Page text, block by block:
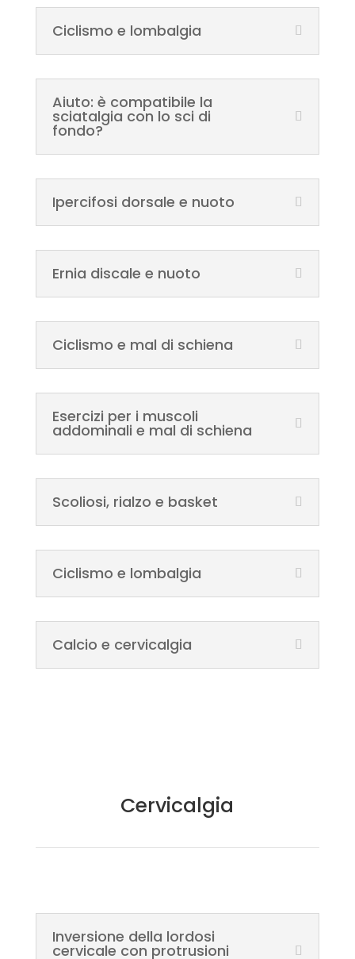
Ciclismo e lombalgia
Aiuto: è compatibile la
sciatalgia con lo sci di
fondo?
Ipercifosi dorsale e nuoto
Ernia discale e nuoto
Ciclismo e mal di schiena
Esercizi per i muscoli
addominali e mal di schiena
Scoliosi, rialzo e basket
Ciclismo e lombalgia
Calcio e cervicalgia
Cervicalgia
Inversione della lordosi
cervicale con protrusioni